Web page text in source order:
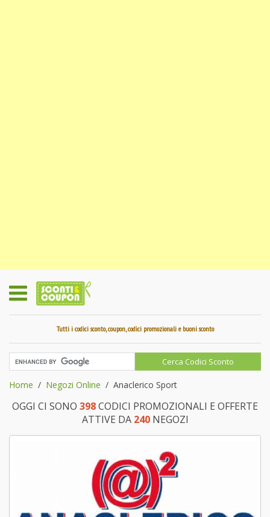
Tutti i codici sconto, coupon, codici promozionali e buoni sconto
Home Negozi Online Anaclerico Sport
OGGI CI SONO 398CODICI PROMOZIONALI E OFFERTE
ATTIVE DA 240NEGOZI